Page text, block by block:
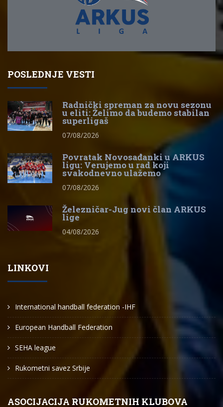
POSLEDNJE VESTI
Radnički spreman za novu sezonu
u eliti: Želimo da budemo stabilan
superligaš
07/08/2026
Povratak Novosađanki u ARKUS
ligu: Verujemo u rad koji
svakodnevno ulažemo
07/08/2026
Železničar-Jug novi član ARKUS
lige
04/08/2026
LINKOVI
International handball federation -IHF
European Handball Federation
SEHA league
Rukometni savez Srbije
ASOCIJACIJA RUKOMETNIH KLUBOVA